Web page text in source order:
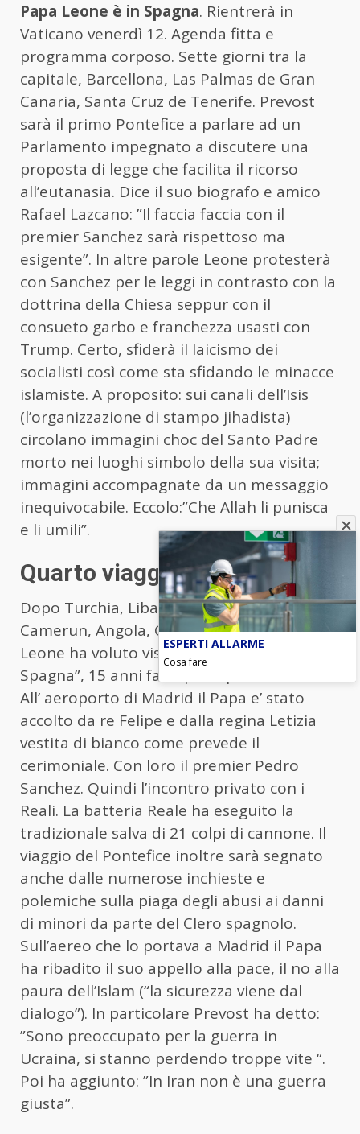
Papa Leone è in Spagna. Rientrerà in
Vaticano venerdì 12. Agenda fitta e
programma corposo. Sette giorni tra la
capitale, Barcellona, Las Palmas de Gran
Canaria, Santa Cruz de Tenerife. Prevost
sarà il primo Pontefice a parlare ad un
Parlamento impegnato a discutere una
proposta di legge che facilita il ricorso
all’eutanasia. Dice il suo biografo e amico
Rafael Lazcano: ”Il faccia faccia con il
premier Sanchez sarà rispettoso ma
esigente”. In altre parole Leone protesterà
con Sanchez per le leggi in contrasto con la
dottrina della Chiesa seppur con il
consueto garbo e franchezza usasti con
Trump. Certo, sfiderà il laicismo dei
socialisti così come sta sfidando le minacce
islamiste. A proposito: sui canali dell’Isis
(l’organizzazione di stampo jihadista)
circolano immagini choc del Santo Padre
morto nei luoghi simbolo della sua visita;
immagini accompagnate da un messaggio
inequivocabile. Eccolo:”Che Allah li punisca
e li umili”.
Quarto viaggio apostolico
Dopo Turchia, Libano, Africa (Algeria,
Camerun, Angola, Guinea Equatoriale) Papa
Leone ha voluto visitare la “cattolicissima
Spagna”, 15 anni fa dopo Papa Benedetto.
All’ aeroporto di Madrid il Papa e’ stato
accolto da re Felipe e dalla regina Letizia
vestita di bianco come prevede il
cerimoniale. Con loro il premier Pedro
Sanchez. Quindi l’incontro privato con i
Reali. La batteria Reale ha eseguito la
tradizionale salva di 21 colpi di cannone. Il
viaggio del Pontefice inoltre sarà segnato
anche dalle numerose inchieste e
polemiche sulla piaga degli abusi ai danni
di minori da parte del Clero spagnolo.
Sull’aereo che lo portava a Madrid il Papa
ha ribadito il suo appello alla pace, il no alla
paura dell’Islam (“la sicurezza viene dal
dialogo”). In particolare Prevost ha detto:
”Sono preoccupato per la guerra in
Ucraina, si stanno perdendo troppe vite “.
Poi ha aggiunto: ”In Iran non è una guerra
giusta”.
ESPERTI ALLARME
Cosa fare